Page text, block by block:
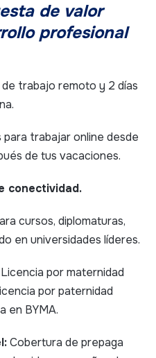
de valor
profesional
de trabajo remoto y 2 días
para trabajar online desde
de tus vacaciones.
conectividad.
cursos, diplomaturas,
en universidades líderes.
Licencia por maternidad
por paternidad
en BYMA.
Cobertura de prepaga